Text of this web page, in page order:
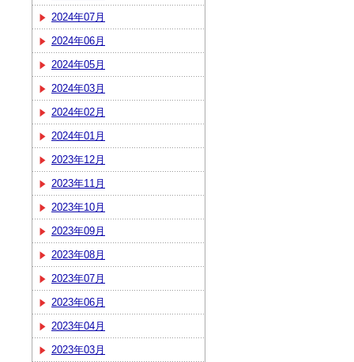
2024年07月
2024年06月
2024年05月
2024年03月
2024年02月
2024年01月
2023年12月
2023年11月
2023年10月
2023年09月
2023年08月
2023年07月
2023年06月
2023年04月
2023年03月